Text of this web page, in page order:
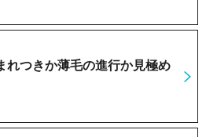
れつきか薄毛の進行か見極め